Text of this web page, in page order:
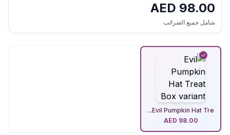
98.00
شامل جميع الضرائب
Evil Pumpkin Hat Tre...
AED 98.00